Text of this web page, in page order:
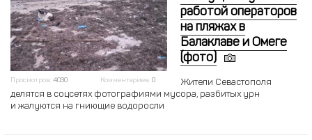
Просмотров: 4030 Комментариев: 0
работой операторов
на пляжах в
Балаклаве и Омеге
(фото)
Жители Севастополя
делятся в соцсетях фотографиями мусора, разбитых урн
и жалуются на гниющие водоросли